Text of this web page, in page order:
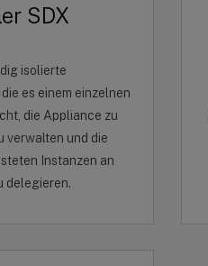
SDX
isolierte
es einem einzelnen
die Appliance zu
verwalten und die
Instanzen an
delegieren.